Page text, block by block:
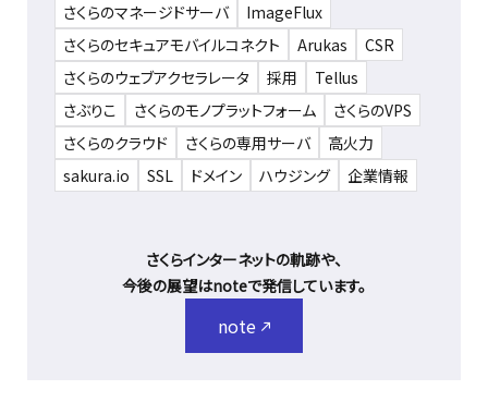
さくらのマネージドサーバ
ImageFlux
さくらのセキュアモバイルコネクト
Arukas
CSR
さくらのウェブアクセラレータ
採用
Tellus
さぶりこ
さくらのモノプラットフォーム
さくらのVPS
さくらのクラウド
さくらの専用サーバ
高火力
sakura.io
SSL ドメイン ハウジング 企業情報
さくらインターネットの軌跡や、
今後の展望はnoteで発信しています。
note